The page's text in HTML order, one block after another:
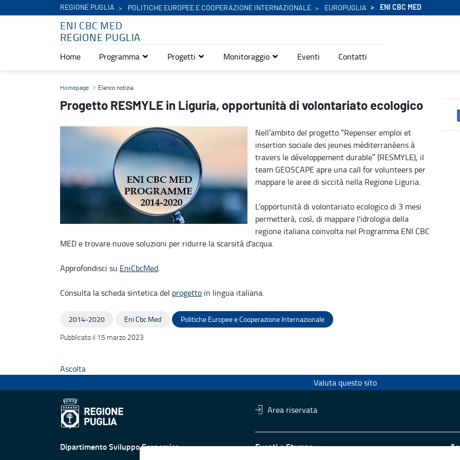
REGIONE PUGLIA POLITICHE EUROPEE E COOPERAZIONE INTERNAZIONALE EUROPUGLIA ENI CBC MED
ENI CBC MED
REGIONE PUGLIA
Home Programma Progetti Monitoraggio Eventi Contatti
Progetto RESMYLE in Liguria, opportunità di volontariato ecologico - Eni Cbc Med
Homepage Elenco notizie
Progetto RESMYLE in Liguria, opportunità di volontariato ecologico
Nell’ambito del progetto “Repenser emploi et
insertion sociale des jeunes méditerranéens à
travers le développement durable” (RESMYLE), il
team GEOSCAPE apre una call for volunteers per
mappare le aree di siccità nella Regione Liguria.
L’opportunità di volontariato ecologico di 3 mesi
permetterà, così, di mappare l'idrologia della
regione italiana coinvolta nel Programma ENI CBC
MED e trovare nuove soluzioni per ridurre la scarsità d'acqua.
Approfondisci su EniCbcMed.
Consulta la scheda sintetica del progetto in lingua italiana.
2014-2020 Eni Cbc Med
Politiche Europee e Cooperazione Internazionale
Pubblicato il 15 marzo 2023
Ascolta
Valuta questo sito
Area riservata
Dipartimento Sviluppo Economico Eventi e Stampa